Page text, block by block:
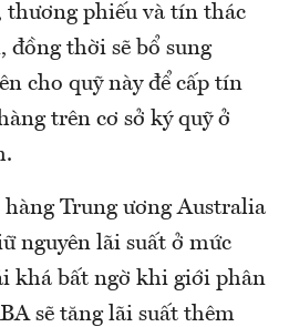
thương phiếu và tín thác
đồng thời sẽ bổ sung
cho quỹ này để cấp tín
trên cơ sở ký quỹ ở
Trung ương Australia
nguyên lãi suất ở mức
khá bất ngờ khi giới phân
sẽ tăng lãi suất thêm